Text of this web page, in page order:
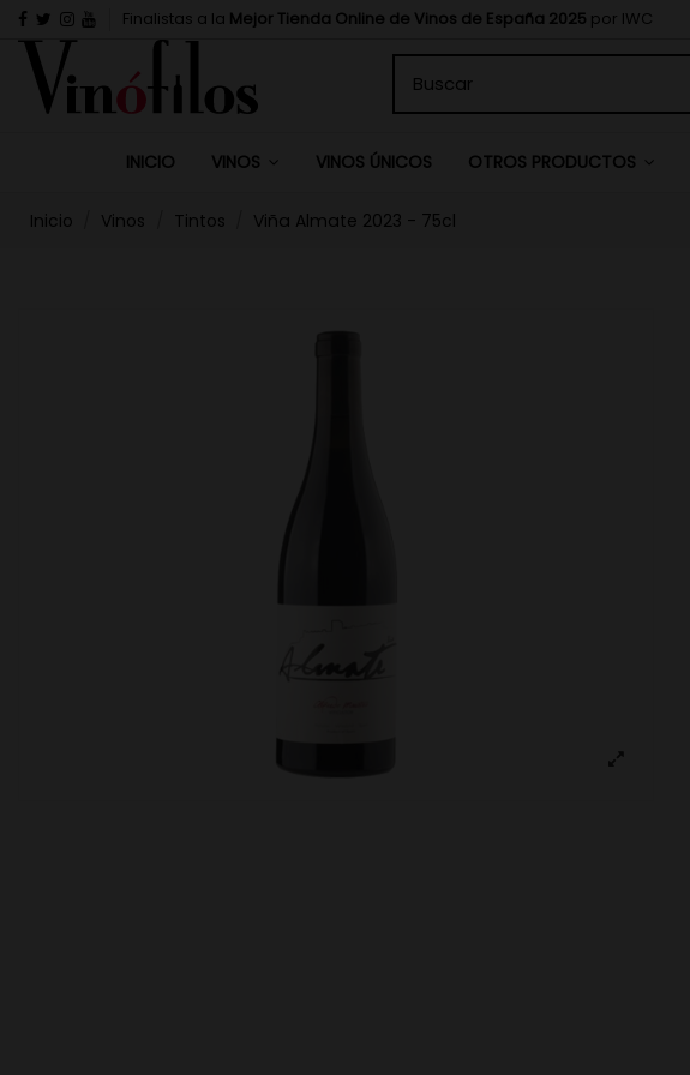
Finalistas a la Mejor Tienda Online de Vinos de España 2025 por IWC
INICIO VINOS VINOS ÚNICOS OTROS PRODUCTOS
Inicio Vinos Tintos Viña Almate 2023 - 75cl